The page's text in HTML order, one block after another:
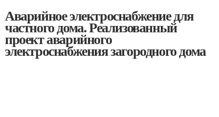
Аварийное электроснабжение для
частного дома. Реализованный
проект аварийного
электроснабжения загородного дома